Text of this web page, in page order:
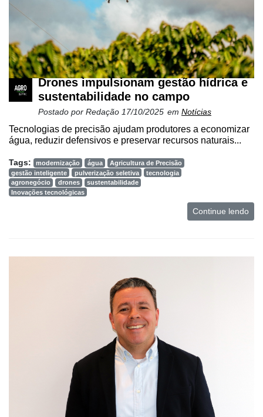
Drones impulsionam gestão hídrica e
sustentabilidade no campo
Postado por Redação 17/10/2025 em Notícias
Tecnologias de precisão ajudam produtores a economizar
água, reduzir defensivos e preservar recursos naturais...
Tags: modernização água
Agricultura de Precisão
gestão inteligente
pulverização seletiva
tecnologia
agronegócio
drones
sustentabilidade
Inovações tecnológicas
Continue lendo